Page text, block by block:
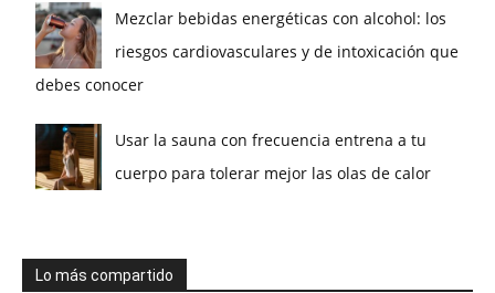
Mezclar bebidas energéticas con alcohol: los
riesgos cardiovasculares y de intoxicación que
debes conocer
Usar la sauna con frecuencia entrena a tu
cuerpo para tolerar mejor las olas de calor
Lo más compartido